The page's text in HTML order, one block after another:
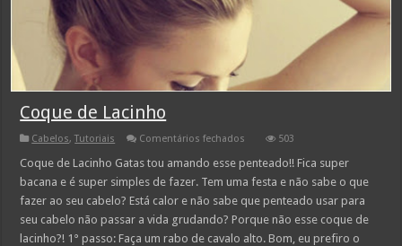
Coque de Lacinho
Cabelos,Tutoriais Comentários fechados
de
503
Coque de Lacinho Gatas tou amando esse penteado!! Fica super
bacana e é super simples de fazer. Tem uma festa e não sabe o que
fazer ao seu cabelo? Está calor e não sabe que penteado usar para
seu cabelo não passar a vida grudando? Porque não esse coque de
lacinho?! 1° passo: Faça um rabo de cavalo alto. Bom, eu prefiro o